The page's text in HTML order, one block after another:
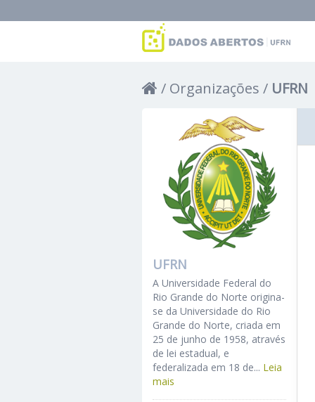
Organizações UFRN
UFRN
A Universidade Federal do
Rio Grande do Norte origina-
se da Universidade do Rio
Grande do Norte, criada em
25 de junho de 1958, através
de lei estadual, e
federalizada em 18 de... Leia
mais